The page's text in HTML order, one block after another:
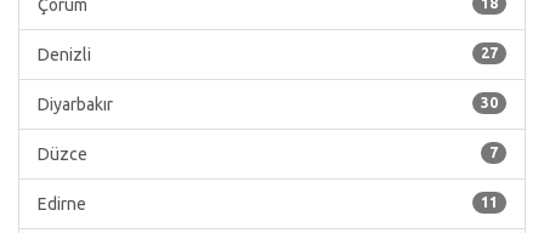
Çorum
27
Denizli
30
Diyarbakır
7
Düzce
11
Edirne